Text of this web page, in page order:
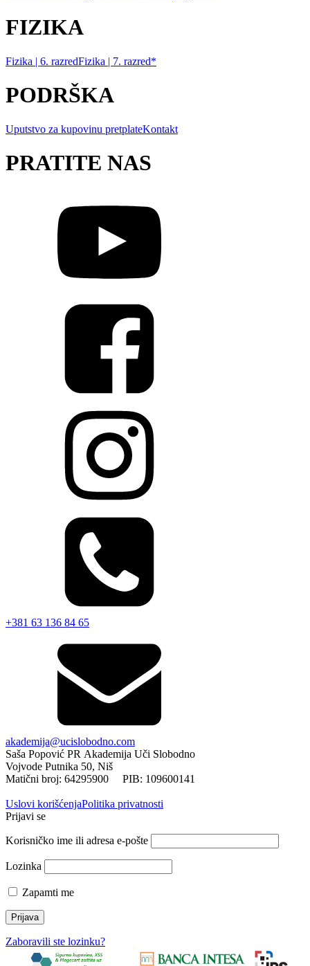
FIZIKA
Fizika | 6. razredFizika | 7. razred*
PODRŠKA
Uputstvo za kupovinu pretplateKontakt
PRATITE NAS
+381 63 136 84 65
akademija@ucislobodno.com
Saša Popović PR Akademija Uči Slobodno
Vojvode Putnika 50, Niš
Matični broj: 64295900 PIB: 109600141
Uslovi korišćenjaPolitika privatnosti
Prijavi se
Korisničko ime ili adresa e-pošte
Lozinka
Zapamti me
Zaboravili ste lozinku?